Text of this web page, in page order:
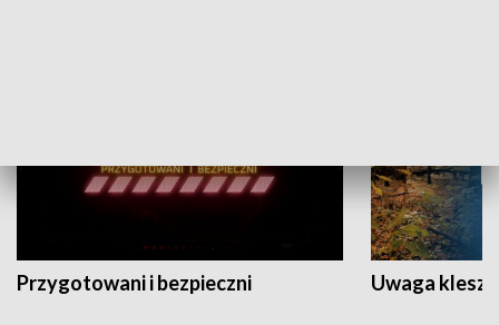
Przygotowani i bezpieczni Uwaga